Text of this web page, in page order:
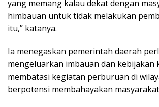
yang memang kalau dekat dengan
himbauan untuk tidak melakukan
itu,” katanya.
Ia menegaskan pemerintah daerah
mengeluarkan imbauan dan kebijakan
membatasi kegiatan perburuan di
berpotensi membahayakan